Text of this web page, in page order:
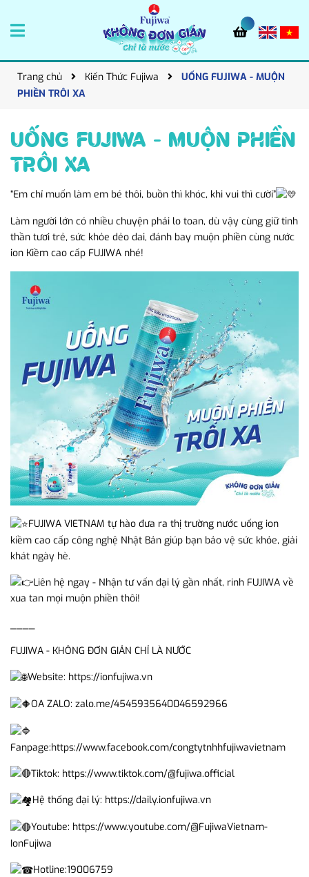
Trang chủ Kiến Thức Fujiwa
UỐNG FUJIWA - MUỘN
PHIỀN TRÔI XA
UỐNG FUJIWA - MUỘN PHIỀN
TRÔI XA
“Em chỉ muốn làm em bé thôi, buồn thì khóc, khi vui thì cười”
Làm người lớn có nhiều chuyện phải lo toan, dù vậy cùng giữ tinh
thần tươi trẻ, sức khỏe dẻo dai, đánh bay muộn phiền cùng nước
ion Kiềm cao cấp FUJIWA nhé!
FUJIWA VIETNAM tự hào đưa ra thị trường nước uống ion
kiềm cao cấp công nghệ Nhật Bản giúp bạn bảo vệ sức khỏe, giải
khát ngày hè.
Liên hệ ngay - Nhận tư vấn đại lý gần nhất, rinh FUJIWA về
xua tan mọi muộn phiền thôi!
FUJIWA - KHÔNG ĐƠN GIẢN CHỈ LÀ NƯỚC
Website: https://ionfujiwa.vn
OA ZALO: zalo.me/4545935640046592966
Fanpage:https://www.facebook.com/congtytnhhfujiwavietnam
Tiktok: https://www.tiktok.com/@fujiwa.official
Hệ thống đại lý: https://daily.ionfujiwa.vn
Youtube: https://www.youtube.com/@FujiwaVietnam-
IonFujiwa
Hotline:19006759